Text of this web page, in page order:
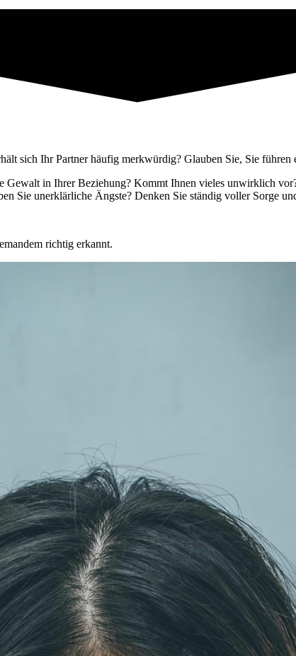
sich Ihr Partner häufig merkwürdig? Glauben Sie, Sie führen
Gewalt in Ihrer Beziehung? Kommt Ihnen vieles unwirklich
Sie unerklärliche Ängste? Denken Sie ständig voller Sorge
richtig erkannt.